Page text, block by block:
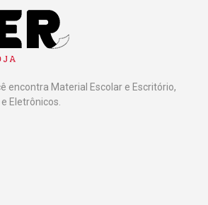
encontra Material Escolar e Escritório,
Eletrônicos.